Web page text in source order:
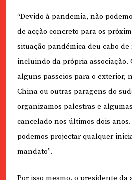
“Devido à pandemia, não
de acção concreto para os
situação pandémica deu cabo
incluindo da própria associação.
alguns passeios para o exterior,
China ou outras paragens do
organizamos palestras e
cancelado nos últimos dois
podemos projectar qualquer
mandato”.
Por isso mesmo, o presidente da